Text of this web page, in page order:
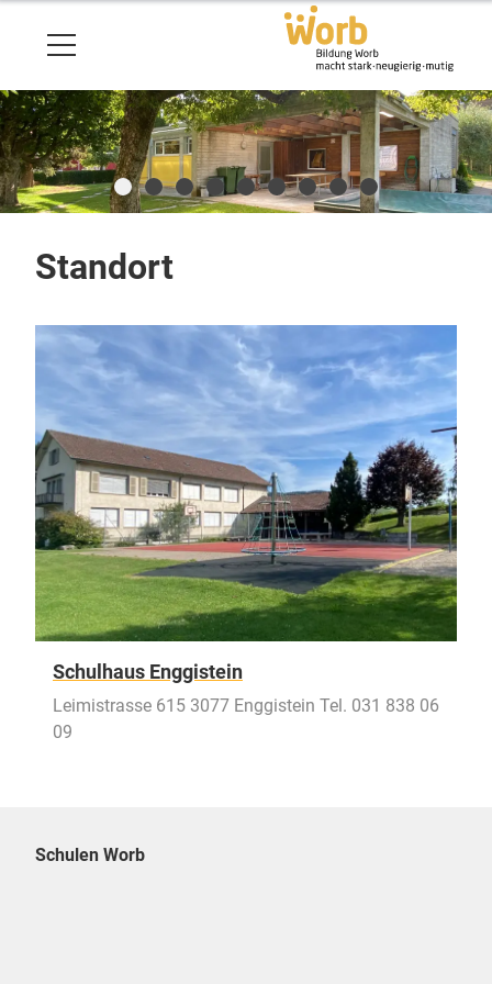
Standort
Schulhaus Enggistein
Leimistrasse 615 3077 Enggistein Tel. 031 838 06
09
Schulen Worb